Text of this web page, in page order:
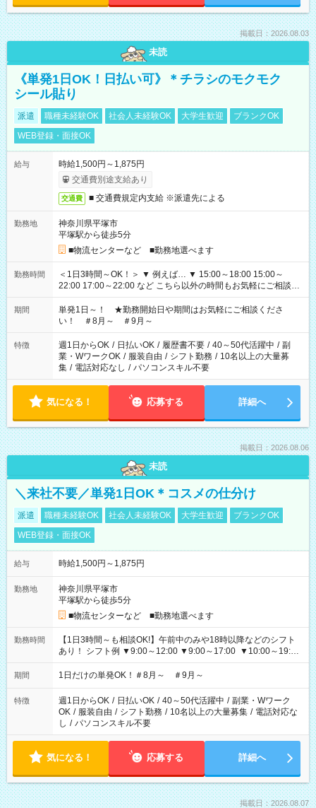
掲載日：2026.08.03
未読
《単発1日OK！日払い可》＊チラシのモクモク
シール貼り
派遣 職種未経験OK 社会人未経験OK 大学生歓迎
ブランクOK
WEB登録・面接OK
給与
時給1,500円～1,875円
交通費別途支給あり
交通費 ■ 交通費規定内支給 ※派遣先による
勤務地
神奈川県平塚市
平塚駅から徒歩5分
■物流センターなど ■勤務地選べます
勤務時間
＜1日3時間～OK！＞ ▼ 例えば… ▼ 15:00～18:00 15:00～
22:00 17:00～22:00 など こちら以外の時間もお気軽にご相談く
ださい！
期間
単発1日～！ ★勤務開始日や期間はお気軽にご相談くださ
い！ ＃8月～ ＃9月～
特徴 週1日からOK / 日払いOK / 履歴書不要 / 40～50代活躍中 / 副
業・WワークOK / 服装自由 / シフト勤務 / 10名以上の大量募
集 / 電話対応なし / パソコンスキル不要
気になる！ 応募する 詳細へ
掲載日：2026.08.06
未読
＼来社不要／単発1日OK＊コスメの仕分け
派遣 職種未経験OK 社会人未経験OK 大学生歓迎
ブランクOK
WEB登録・面接OK
給与 時給1,500円～1,875円
勤務地
神奈川県平塚市
平塚駅から徒歩5分
■物流センターなど ■勤務地選べます
勤務時間
【1日3時間～も相談OK!】午前中のみや18時以降などのシフト
あり！ シフト例 ▼9:00～12:00 ▼9:00～17:00 ▼10:00～19:00
▼18:00～21:00
期間 1日だけの単発OK！＃8月～ ＃9月～
特徴 週1日からOK / 日払いOK / 40～50代活躍中 / 副業・Wワーク
OK / 服装自由 / シフト勤務 / 10名以上の大量募集 / 電話対応な
し / パソコンスキル不要
気になる！ 応募する 詳細へ
掲載日：2026.08.07